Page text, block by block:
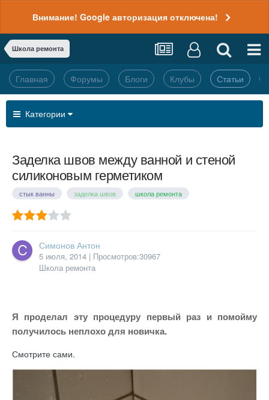
Внимание! Google авторизация отключена!
Школа ремонта
Главная Форумы Блоги Клубы Статьи
Категории
Заделка швов между ванной и стеной
силиконовым герметиком
стык ванны заделка швов школа ремонта
Симонов Антон
5 июля, 2014 | Просмотров:30967
Школа ремонта
Я проделал эту процедуру первый раз и помойму
получилось неплохо для новичка.
Смотрите сами.